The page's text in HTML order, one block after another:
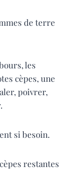
de terre
les
cèpes, une
poivrer,
si besoin.
restantes